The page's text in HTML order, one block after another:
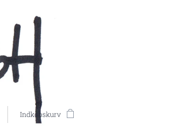
Indkøbskurv